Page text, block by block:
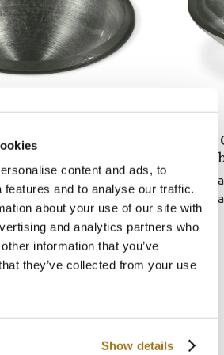
content and ads, to
features and to analyse our traffic.
about your use of our site with
and analytics partners who
information that you’ve
they’ve collected from your use
Show details
Da 1
Da 6
per un lavabo dalle linee
La sua peculiare
collezione selezionata.
modelli. Grazie al materiale con